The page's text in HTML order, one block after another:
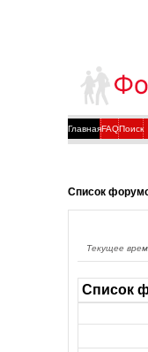
ГлавнаяFAQПоиск
Список
Текущее
Список